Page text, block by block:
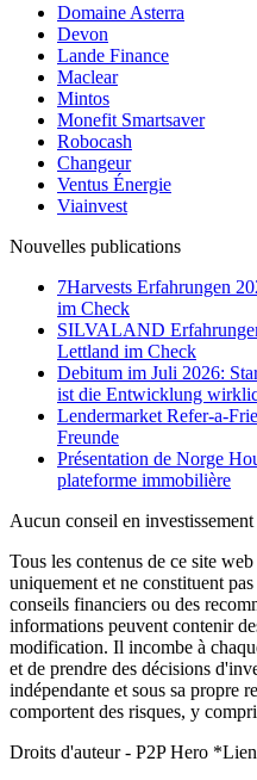
Domaine Asterra
Devon
Lande Finance
Maclear
Mintos
Monefit Smartsaver
Robocash
Changeur
Ventus Énergie
Viainvest
Nouvelles publications
7Harvests Erfahrungen
im Check
SILVALAND
Lettland im Check
Debitum im Juli 2026:
ist die Entwicklung
Lendermarket Refer-a-
Freunde
Présentation de Norge
plateforme immobilière
Aucun conseil en investissement
Tous les contenus de ce site
uniquement et ne constituent
conseils financiers ou des
informations peuvent contenir
modification. Il incombe à
et de prendre des décisions
indépendante et sous sa propre
comportent des risques, y
Droits d'auteur - P2P Hero